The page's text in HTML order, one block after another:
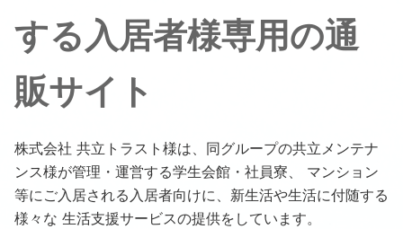
する入居者様専用の通
販サイト
株式会社 共立トラスト様は、同グループの共立メンテナ
ンス様が管理・運営する学生会館・社員寮、 マンション
等にご入居される入居者向けに、新生活や生活に付随する
様々な 生活支援サービスの提供をしています。